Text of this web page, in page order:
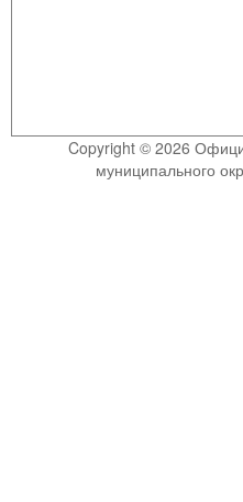
Copyright © 2026
муниципального